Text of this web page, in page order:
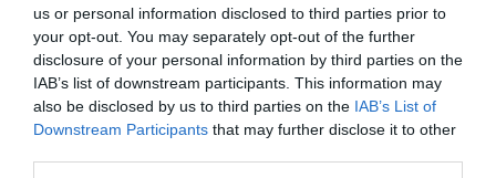
us or personal information disclosed to third parties prior to
your opt-out. You may separately opt-out of the further
disclosure of your personal information by third parties on the
IAB’s list of downstream participants. This information may
also be disclosed by us to third parties on the IAB’s List of
Downstream Participants that may further disclose it to other
5. Forgószél (1946)
Alfred Hitchcockegyik visszafogottabb, de annál
összetettebb thrillerében Bergman egy amerikai
nőt alakít, akit megbízása egy náci háborús